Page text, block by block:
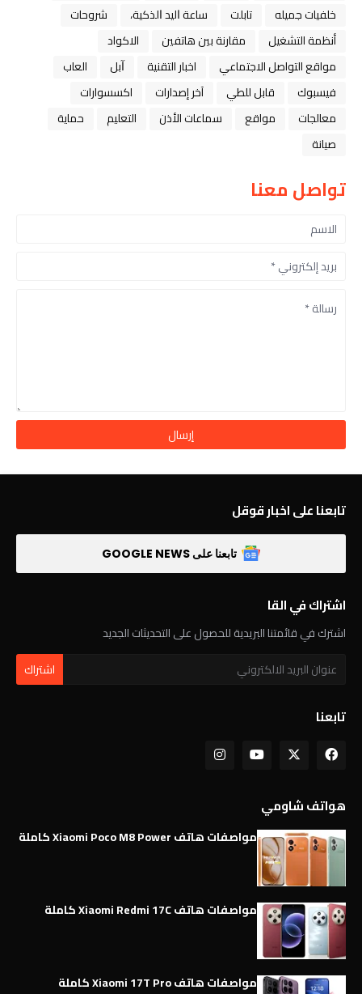
خلفيات جميله
تابلت ﺳﺎﻋﺔ ﺍﻟﻴﺪ ﺍﻟﺬﻛﻴﺔ،
شروحات
أنظمة التشغيل
مقارنة بين هاتفين
الاكواد
مواقع التواصل الاجتماعي
اخبار التقنية ﺁﺑﻞ
العاب
فيسبوك
قابل للطي آخر إصدارات
اكسسوارات
معالجات
مواقع سماعات الأذن التعليم
حماية
صيانة
تواصل معنا
تابعنا على اخبار قوقل
تابعنا على GOOGLE NEWS
اشتراك في القا
اشترك في قائمتنا البريدية للحصول على التحديثات الجديد
تابعنا
هواتف شاومي
مواصفات هاتف Xiaomi Poco M8 Power كاملة
مواصفات هاتف Xiaomi Redmi 17C كاملة
مواصفات هاتف Xiaomi 17T Pro كاملة